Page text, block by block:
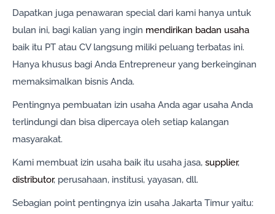
Dapatkan juga penawaran special dari kami hanya untuk
bulan ini, bagi kalian yang ingin mendirikan badan usaha
baik itu PT atau CV langsung miliki peluang terbatas ini.
Hanya khusus bagi Anda Entrepreneur yang berkeinginan
memaksimalkan bisnis Anda.
Pentingnya pembuatan izin usaha Anda agar usaha Anda
terlindungi dan bisa dipercaya oleh setiap kalangan
masyarakat.
Kami membuat izin usaha baik itu usaha jasa, supplier,
distributor, perusahaan, institusi, yayasan, dll.
Sebagian point pentingnya izin usaha Jakarta Timur yaitu: